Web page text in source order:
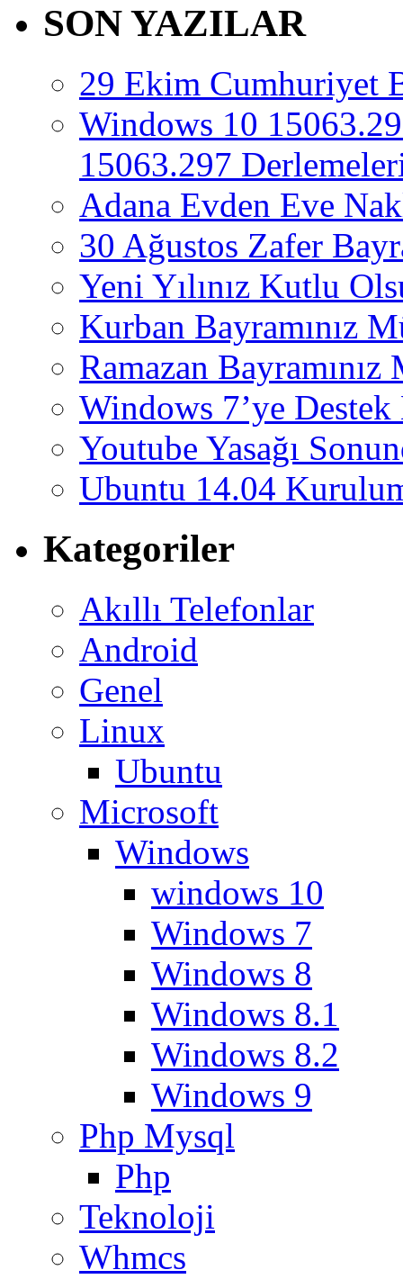
SON YAZILAR
29 Ekim Cumhuriyet
Windows 10
15063.297
Adana Evden Eve
30 Ağustos Zafer
Yeni Yılınız Kutlu
Kurban Bayramınız
Ramazan
Windows 7’ye
Youtube Yasağı
Ubuntu 14.04
Kategoriler
Akıllı Telefonlar
Android
Genel
Linux
Ubuntu
Microsoft
Windows
windows 10
Windows 7
Windows 8
Windows 8.1
Windows 8.2
Windows 9
Php Mysql
Php
Teknoloji
Whmcs